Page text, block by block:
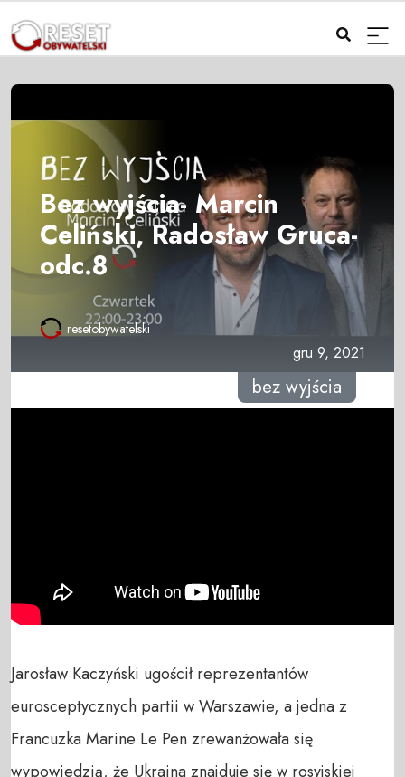
Bez wyjścia- Marcin
Celiński, Radosław Gruca-
odc.8
resetobywatelski
gru 9, 2021
bez wyjścia
Jarosław Kaczyński ugościł reprezentantów
eurosceptycznych partii w Warszawie, a jedna z
Francuzka Marine Le Pen zrewanżowała się
wypowiedzią, że Ukraina znajduje się w rosyjskiej